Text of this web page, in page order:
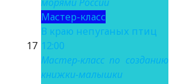
17
Мастер-класс
В краю непуганых птиц
12:00
Мастер-класс по созданию
книжки-малышки